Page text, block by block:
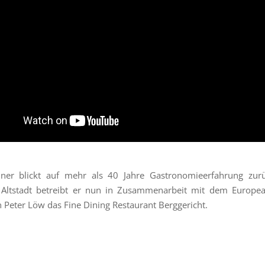
blickt auf mehr als 40 Jahre Gastronomieerfahrung
betreibt er nun in Zusammenarbeit mit dem
Peter Löw das Fine Dining Restaurant Berggericht.